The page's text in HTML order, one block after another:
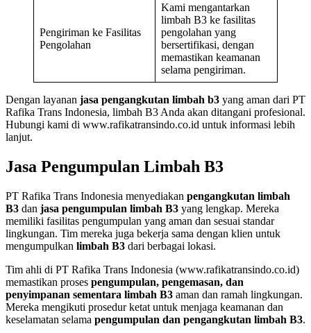
Pengiriman ke Fasilitas
Pengolahan
Kami mengantarkan
limbah B3 ke fasilitas
pengolahan yang
bersertifikasi, dengan
memastikan keamanan
selama pengiriman.
Dengan layanan jasa pengangkutan limbah b3 yang aman dari PT
Rafika Trans Indonesia, limbah B3 Anda akan ditangani profesional.
Hubungi kami di www.rafikatransindo.co.id untuk informasi lebih
lanjut.
Jasa Pengumpulan Limbah B3
PT Rafika Trans Indonesia menyediakan pengangkutan limbah
B3 dan jasa pengumpulan limbah B3 yang lengkap. Mereka
memiliki fasilitas pengumpulan yang aman dan sesuai standar
lingkungan. Tim mereka juga bekerja sama dengan klien untuk
mengumpulkan limbah B3 dari berbagai lokasi.
Tim ahli di PT Rafika Trans Indonesia (www.rafikatransindo.co.id)
memastikan proses pengumpulan, pengemasan, dan
penyimpanan sementara limbah B3 aman dan ramah lingkungan.
Mereka mengikuti prosedur ketat untuk menjaga keamanan dan
keselamatan selama pengumpulan dan pengangkutan limbah B3.